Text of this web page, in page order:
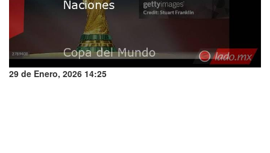
29 de Enero, 2026 14:25